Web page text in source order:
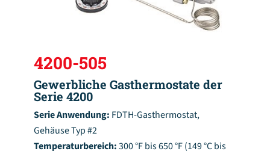
4200-505
Gewerbliche Gasthermostate der
Serie 4200
Serie Anwendung: FDTH-Gasthermostat,
Gehäuse Typ #2
Temperaturbereich:300 °F bis 650 °F (149 °C bis